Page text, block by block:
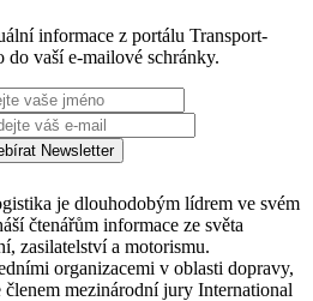
informace z portálu Transport-
do vaší e-mailové schránky.
Newsletter
je dlouhodobým lídrem ve svém
čtenářům informace ze světa
zasilatelství a motorismu.
organizacemi v oblasti dopravy,
mezinárodní jury International